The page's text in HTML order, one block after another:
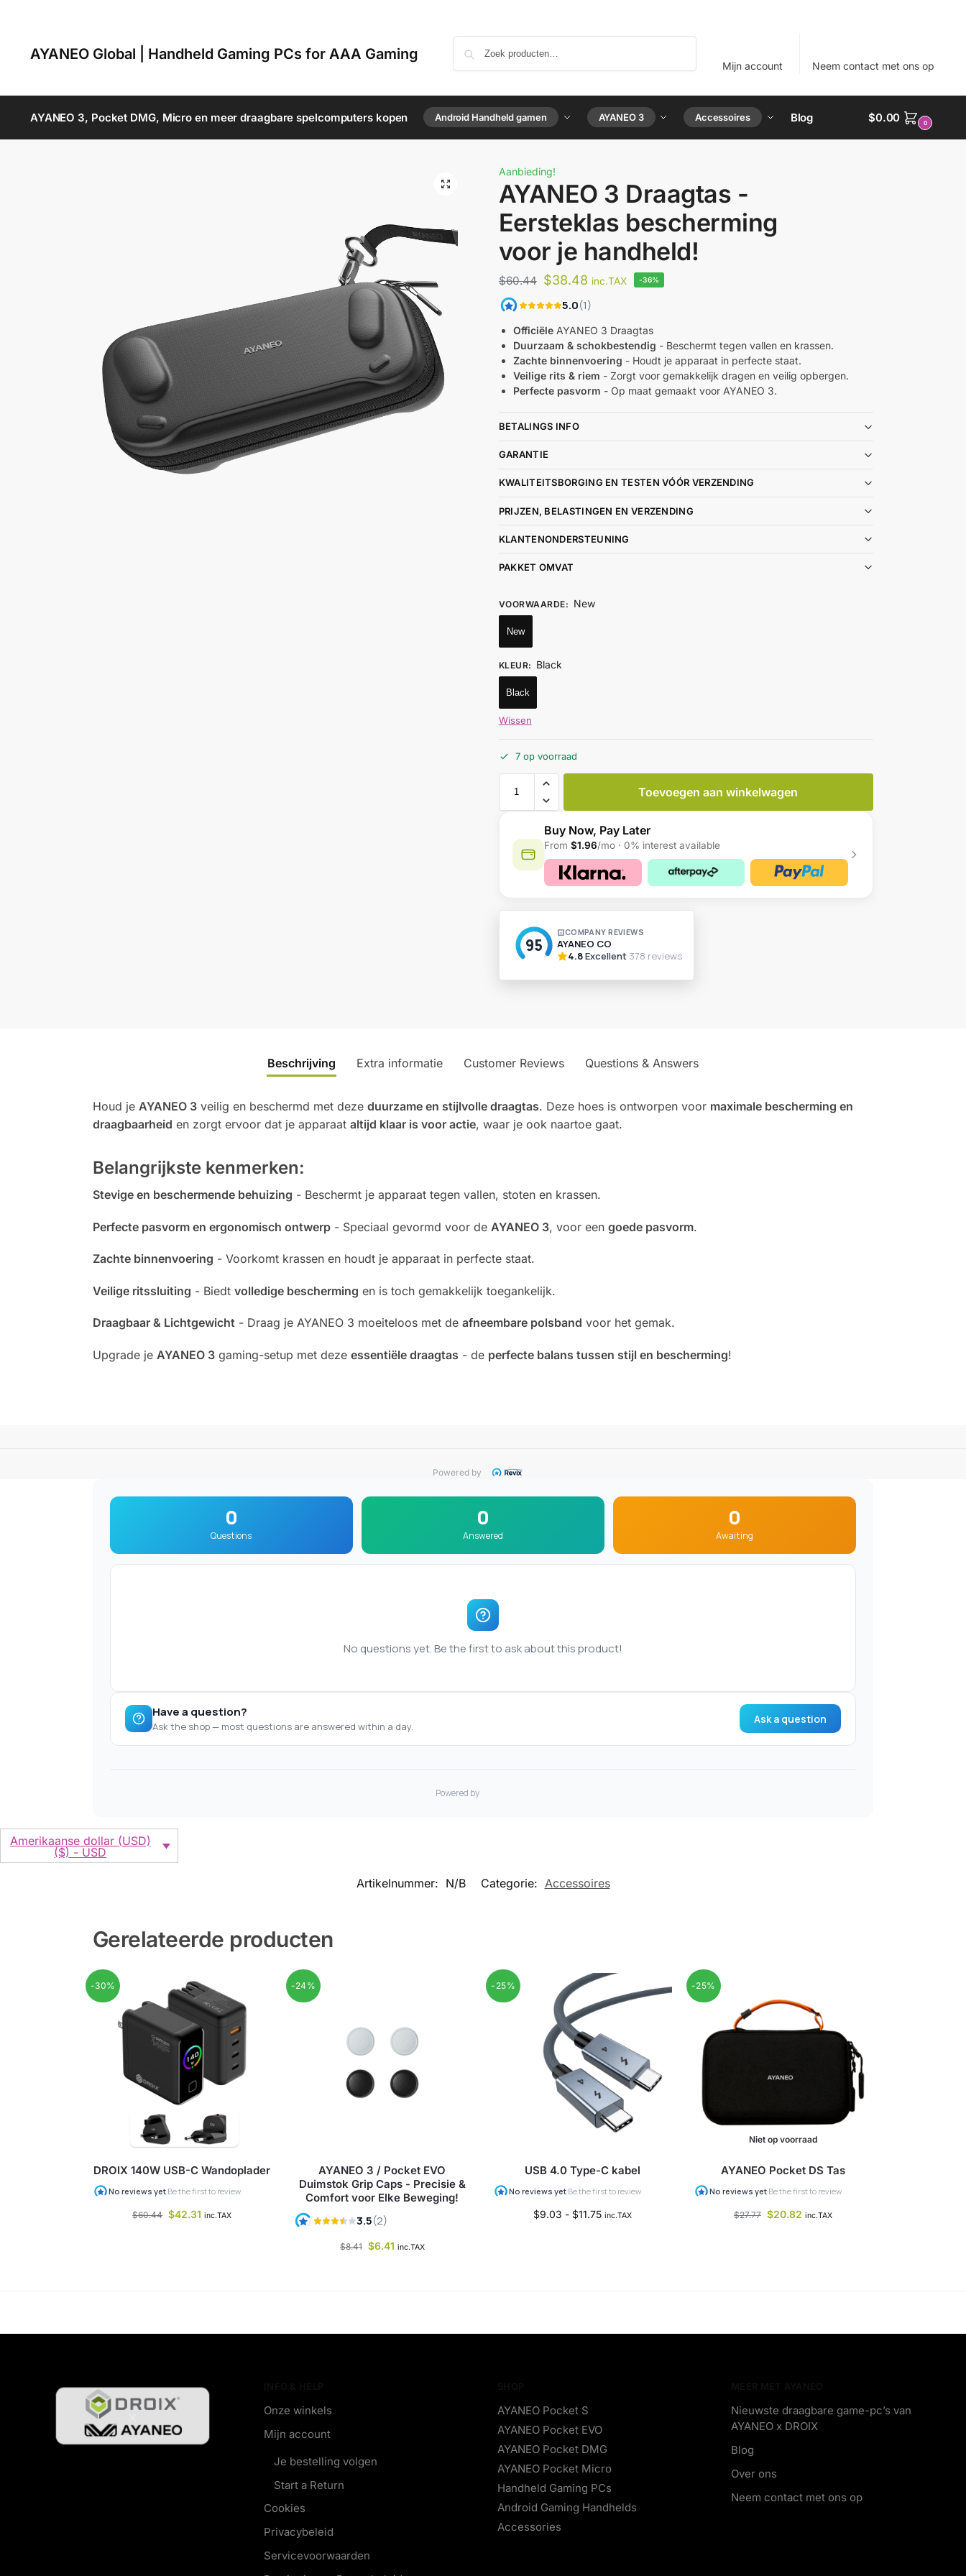
AYANEO Global | Handheld Gaming PCs for AAA Gaming
Mijn account Neem contact met ons op
AYANEO 3, Pocket DMG, Micro en meer draagbare spelcomputers kopen Android Handheld gamen AYANEO 3 Accessoires Blog $0.00 0
Aanbieding!
AYANEO 3 Draagtas -
Eersteklas bescherming
voor je handheld!
$60.44 $38.48 inc.TAX -36%
OfficiëleAYANEO 3 Draagtas
Duurzaam & schokbestendig - Beschermt tegen vallen en krassen.
Zachte binnenvoering - Houdt je apparaat in perfecte staat.
Veilige rits & riem - Zorgt voor gemakkelijk dragen en veilig opbergen.
Perfecte pasvorm - Op maat gemaakt voor AYANEO 3.
BETALINGS INFO
GARANTIE
KWALITEITSBORGING EN TESTEN VÓÓR VERZENDING
PRIJZEN, BELASTINGEN EN VERZENDING
KLANTENONDERSTEUNING
PAKKET OMVAT
VOORWAARDE: New
New
KLEUR: Black
Black
Wissen
7 op voorraad
Toevoegen aan winkelwagen
Buy Now, Pay Later
From $1.96/mo · 0% interest available
v
Beschrijving Extra informatie Customer Reviews Questions & Answers
Houd je AYANEO 3veilig en beschermd met deze duurzame en stijlvolle draagtas. Deze hoes is ontworpen voor maximale bescherming en
draagbaarheid en zorgt ervoor dat je apparaat altijd klaar is voor actie, waar je ook naartoe gaat.
Belangrijkste kenmerken:
Stevige en beschermende behuizing - Beschermt je apparaat tegen vallen, stoten en krassen.
Perfecte pasvorm en ergonomisch ontwerp- Speciaal gevormd voor de AYANEO 3, voor een goede pasvorm.
Zachte binnenvoering - Voorkomt krassen en houdt je apparaat in perfecte staat.
Veilige ritssluiting - Biedt volledige bescherming en is toch gemakkelijk toegankelijk.
Draagbaar & Lichtgewicht- Draag je AYANEO 3 moeiteloos met de afneembare polsband voor het gemak.
Upgrade je AYANEO 3gaming-setup met deze essentiële draagtas - de perfecte balans tussen stijl en bescherming!
Powered by
Amerikaanse dollar (USD)
($) - USD
Artikelnummer: N/B Categorie: Accessoires
Gerelateerde producten
-30%
DROIX 140W USB-C Wandoplader
$60.44 $42.31 inc.TAX
-24%
AYANEO 3 / Pocket EVO
Duimstok Grip Caps - Precisie &
Comfort voor Elke Beweging!
$8.41 $6.41 inc.TAX
-25%
USB 4.0 Type-C kabel
$9.03 - $11.75 inc.TAX
-25%
Niet op voorraad
AYANEO Pocket DS Tas
$27.77 $20.82 inc.TAX
Onze winkels
Mijn account
Je bestelling volgen
Start a Return
Cookies
Privacybeleid
Servicevoorwaarden
AYANEO Pocket S
AYANEO Pocket EVO
AYANEO Pocket DMG
AYANEO Pocket Micro
Handheld Gaming PCs
Android Gaming Handhelds
Accessories
Nieuwste draagbare game-pc’s van
AYANEO x DROIX
Blog
Over ons
Neem contact met ons op